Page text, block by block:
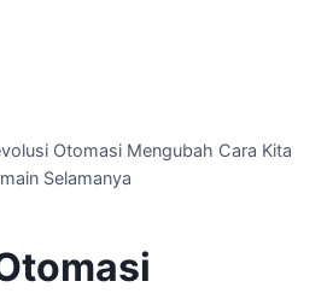
Otomasi Mengubah Cara Kita
Selamanya